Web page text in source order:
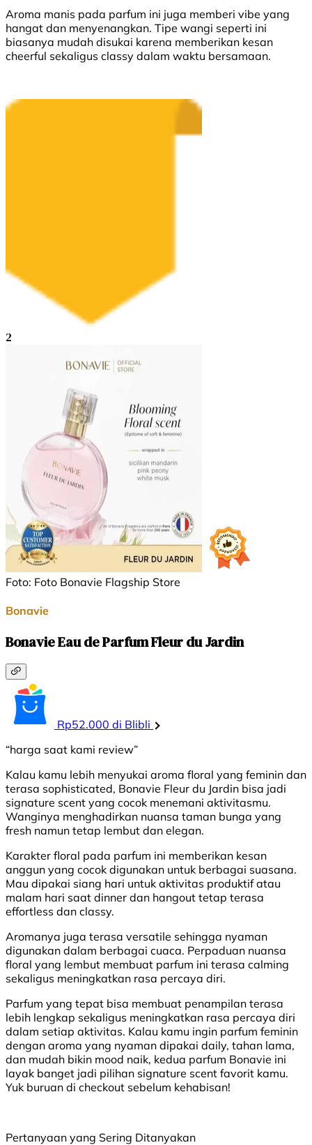
Aroma manis pada parfum ini juga memberi vibe yang
hangat dan menyenangkan. Tipe wangi seperti ini
biasanya mudah disukai karena memberikan kesan
cheerful sekaligus classy dalam waktu bersamaan.
2
Foto: Foto Bonavie Flagship Store
Bonavie
Bonavie Eau de Parfum Fleur du Jardin
Rp52.000 di Blibli
“harga saat kami review”
Kalau kamu lebih menyukai aroma floral yang feminin dan
terasa sophisticated, Bonavie Fleur du Jardin bisa jadi
signature scent yang cocok menemani aktivitasmu.
Wanginya menghadirkan nuansa taman bunga yang
fresh namun tetap lembut dan elegan.
Karakter floral pada parfum ini memberikan kesan
anggun yang cocok digunakan untuk berbagai suasana.
Mau dipakai siang hari untuk aktivitas produktif atau
malam hari saat dinner dan hangout tetap terasa
effortless dan classy.
Aromanya juga terasa versatile sehingga nyaman
digunakan dalam berbagai cuaca. Perpaduan nuansa
floral yang lembut membuat parfum ini terasa calming
sekaligus meningkatkan rasa percaya diri.
Parfum yang tepat bisa membuat penampilan terasa
lebih lengkap sekaligus meningkatkan rasa percaya diri
dalam setiap aktivitas. Kalau kamu ingin parfum feminin
dengan aroma yang nyaman dipakai daily, tahan lama,
dan mudah bikin mood naik, kedua parfum Bonavie ini
layak banget jadi pilihan signature scent favorit kamu.
Yuk buruan di checkout sebelum kehabisan!
Pertanyaan yang Sering Ditanyakan